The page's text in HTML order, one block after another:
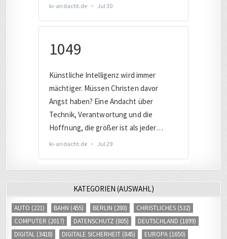
KATEGORIEN (AUSWAHL)
AUTO (221) BAHN (455) BERLIN (280) CHRISTLICHES (532)
COMPUTER (2017) DATENSCHUTZ (805) DEUTSCHLAND (1899)
DIGITAL (3418) DIGITALE SICHERHEIT (845) EUROPA (1650)